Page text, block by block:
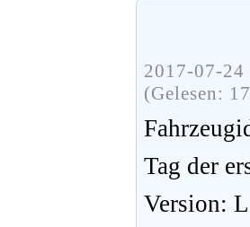
2017-07-
(Gelesen:
Tag der
Version: